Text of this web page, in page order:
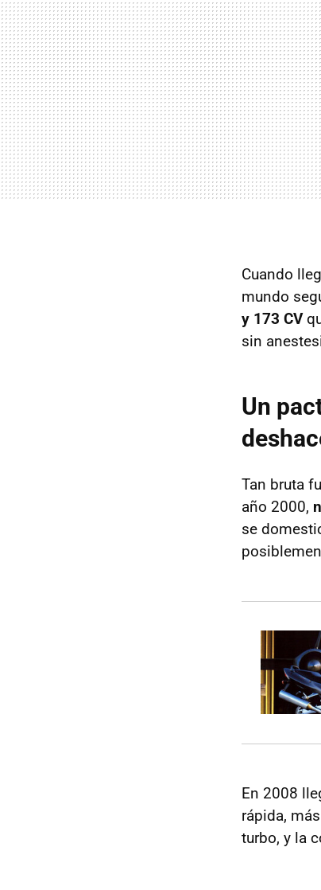
Cuando
mundo
y 173 CV
sin
Un
Tan bruta
año 2000,
se
En 2008
rápida,
turbo, y la